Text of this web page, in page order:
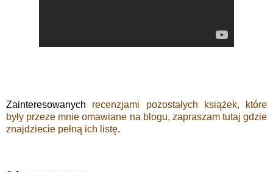
Zainteresowanych recenzjami pozostałych książek, które
były przeze mnie omawiane na blogu, zapraszam tutaj gdzie
znajdziecie pełną ich listę.